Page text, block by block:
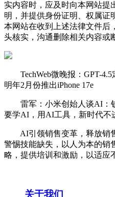
实内容时，应及时向本网站提
明，并提供身份证明、权属证
本网站在收到上述法律文件后
头核实，沟通删除相关内容或
TechWeb微晚报：GPT-4.5
明年2月份推出iPhone 17e
雷军：小米创始人谈AI：钦
要学AI，用AI工具，新时代不
AI引领销售变革，释放销售
警惕技能缺失，以人为本的销
略，提供培训和激励，以适应
关于我们